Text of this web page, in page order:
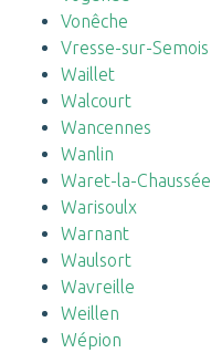
Vonêche
Vresse-sur-Semois
Waillet
Walcourt
Wancennes
Wanlin
Waret-la-Chaussée
Warisoulx
Warnant
Waulsort
Wavreille
Weillen
Wépion